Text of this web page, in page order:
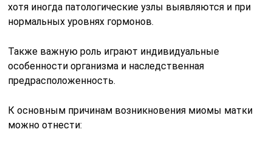
хотя иногда патологические узлы выявляются и при
нормальных уровнях гормонов.
Также важную роль играют индивидуальные
особенности организма и наследственная
предрасположенность.
К основным причинам возникновения миомы матки
можно отнести: